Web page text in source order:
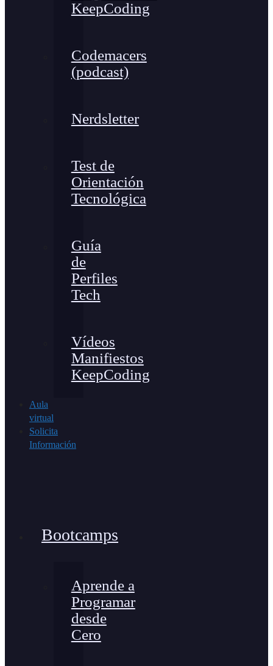
KeepCoding
Codemacers
(podcast)
Nerdsletter
Test de
Orientación
Tecnológica
Guía
de
Perfiles
Tech
Vídeos
Manifiestos
KeepCoding
Aula
virtual
Solicita
Información
Bootcamps
Aprende a
Programar
desde
Cero